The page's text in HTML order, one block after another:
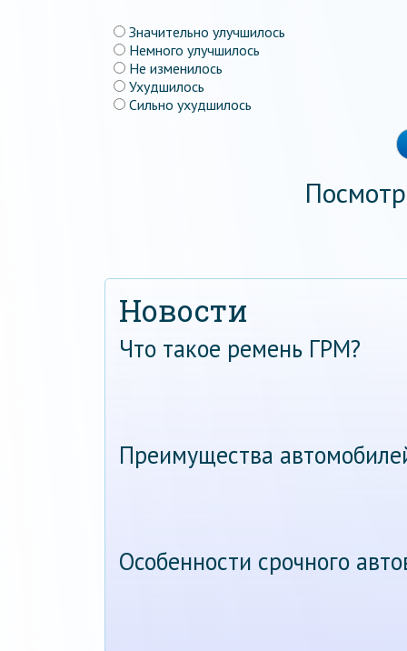
Значительно улучшилось
Немного улучшилось
Не изменилось
Ухудшилось
Сильно ухудшилось
Новости
Что такое ремень ГРМ?
Преимущества
Особенности срочного